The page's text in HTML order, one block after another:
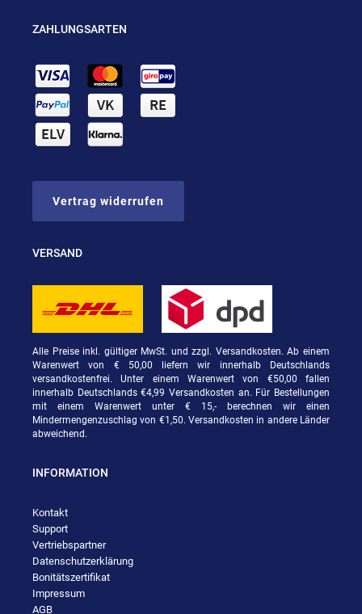
ZAHLUNGSARTEN
Vertrag widerrufen
VERSAND
Alle Preise inkl. gültiger MwSt. und zzgl. Versandkosten. Ab einem
Warenwert von € 50,00 liefern wir innerhalb Deutschlands
versandkostenfrei. Unter einem Warenwert von €50,00 fallen
innerhalb Deutschlands €4,99 Versandkosten an. Für Bestellungen
mit einem Warenwert unter € 15,- berechnen wir einen
Mindermengenzuschlag von €1,50. Versandkosten in andere Länder
abweichend.
INFORMATION
Kontakt
Support
Vertriebspartner
Datenschutzerklärung
Bonitätszertifikat
Impressum
AGB